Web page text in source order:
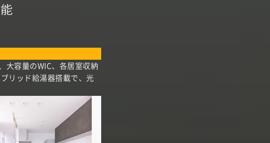
大容量のWIC、各居室収納
リッド給湯器搭載で、光